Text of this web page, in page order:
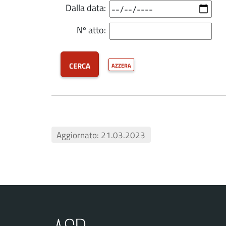
Dalla data:
Nº atto:
cerca azzera
Aggiornato: 21.03.2023